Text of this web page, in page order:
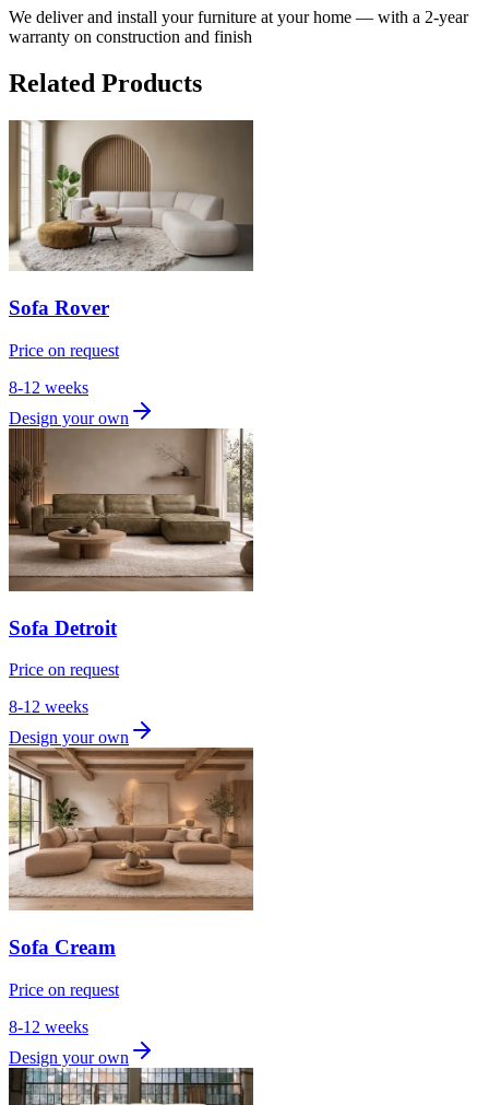
We deliver and install your furniture at your home — with a 2-year
warranty on construction and finish
Related Products
Sofa Rover
Price on request
8-12 weeks
Design your own
Sofa Detroit
Price on request
8-12 weeks
Design your own
Sofa Cream
Price on request
8-12 weeks
Design your own